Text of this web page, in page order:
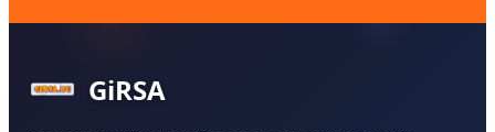
GiRSA